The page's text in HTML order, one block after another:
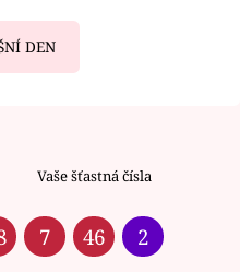
DEN
Vaše šťastná čísla
7 46 2